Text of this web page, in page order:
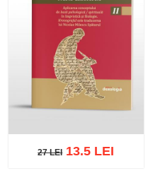
27 LEI
27 LEI13.5 LEI